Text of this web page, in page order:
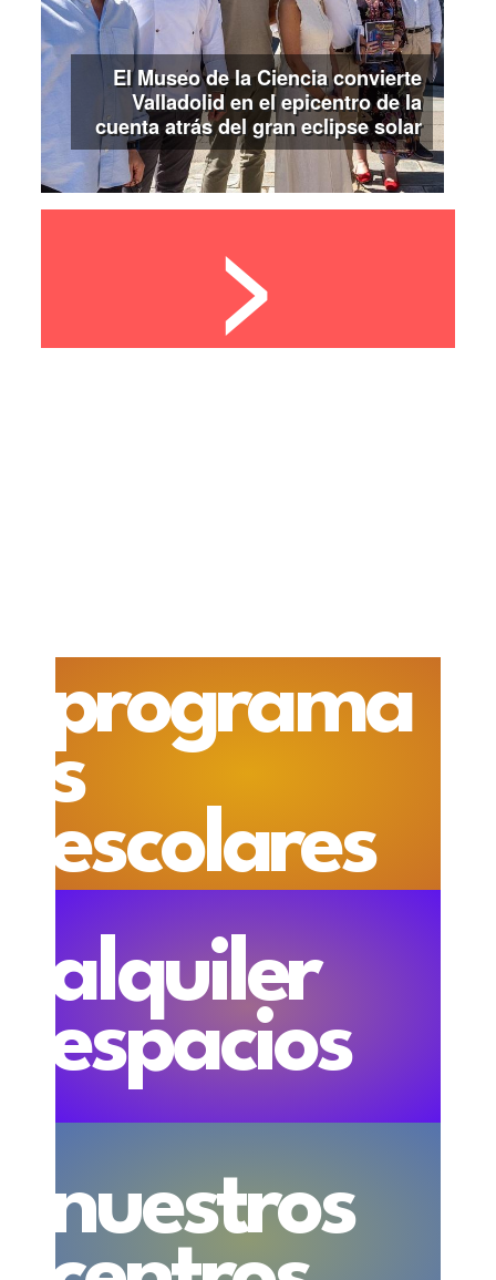
El Museo de la Ciencia convierte
Valladolid en el epicentro de la
cuenta atrás del gran eclipse solar
>
programa
s
escolares
alquiler
espacios
nuestros